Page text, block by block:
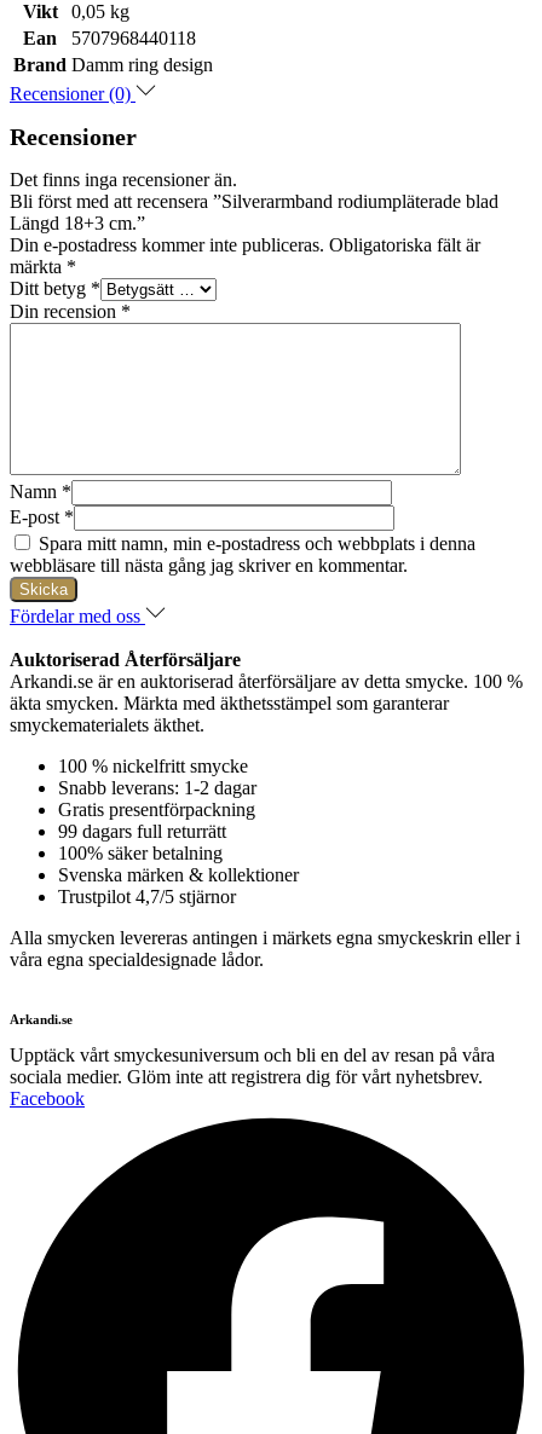
Vikt
0,05 kg
Ean
5707968440118
Brand Damm ring design
Recensioner (0)
Recensioner
Det finns inga recensioner än.
Bli först med att recensera ”Silverarmband rodiumpläterade blad
Längd 18+3 cm.”
Din e-postadress kommer inte publiceras. Obligatoriska fält är
märkta *
Ditt betyg *
Din recension *
Namn *
E-post *
Spara mitt namn, min e-postadress och webbplats i denna
webbläsare till nästa gång jag skriver en kommentar.
Fördelar med oss
Auktoriserad Återförsäljare
Arkandi.se är en auktoriserad återförsäljare av detta smycke. 100 %
äkta smycken. Märkta med äkthetsstämpel som garanterar
smyckematerialets äkthet.
100 % nickelfritt smycke
Snabb leverans: 1-2 dagar
Gratis presentförpackning
99 dagars full returrätt
100% säker betalning
Svenska märken & kollektioner
Trustpilot 4,7/5 stjärnor
Alla smycken levereras antingen i märkets egna smyckeskrin eller i
våra egna specialdesignade lådor.
Arkandi.se
Upptäck vårt smyckesuniversum och bli en del av resan på våra
sociala medier. Glöm inte att registrera dig för vårt nyhetsbrev.
Facebook